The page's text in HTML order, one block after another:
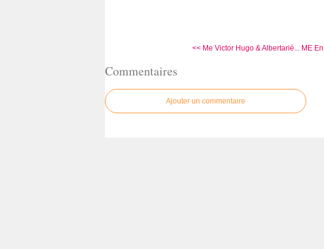
<< Me Victor Hugo & Albertarié... ME
Commentaires
Ajouter un commentaire